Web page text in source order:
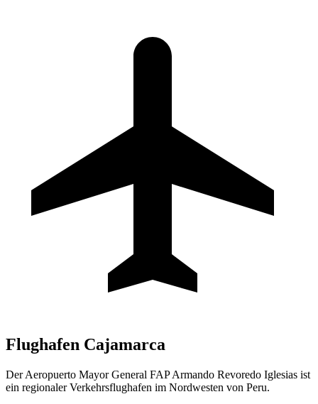
Flughafen Cajamarca
Der Aeropuerto Mayor General FAP Armando Revoredo Iglesias ist
ein regionaler Verkehrsflughafen im Nordwesten von Peru.